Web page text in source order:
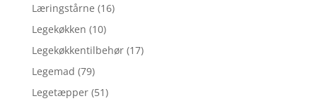
Læringstårne (16)
Legekøkken (10)
Legekøkkentilbehør (17)
Legemad (79)
Legetæpper (51)